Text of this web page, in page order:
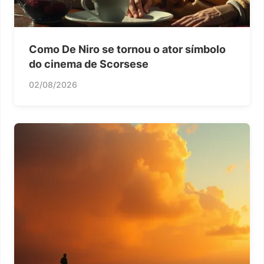
Como De Niro se tornou o ator símbolo
do cinema de Scorsese
02/08/2026